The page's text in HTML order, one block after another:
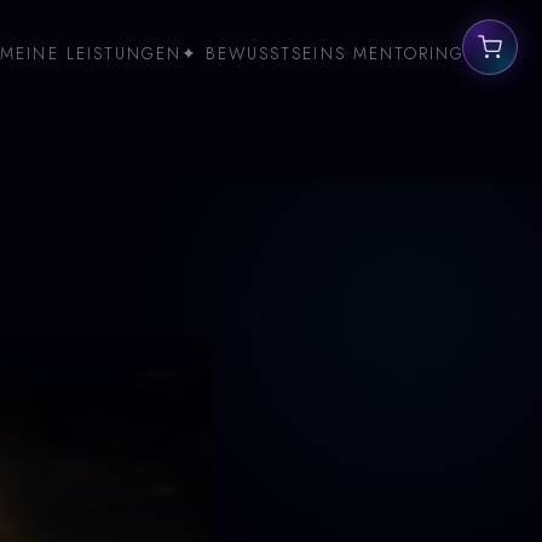
LEISTUNGEN ✦ BEWUSSTSEINS MENTORING